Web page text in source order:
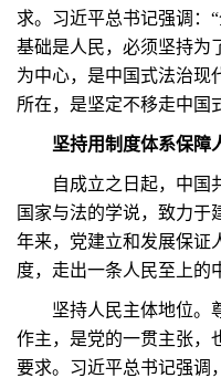
求。习近平总书记强调：
基础是人民，必须坚持为
为中心，是中国式法治现
所在，是坚定不移走中国
坚持用制度体系保障
自成立之日起，中国共
国家与法的学说，致力于
年来，党建立和发展保证
度，走出一条人民至上的
坚持人民主体地位。尊
作主，是党的一贯主张，
要求。习近平总书记强调